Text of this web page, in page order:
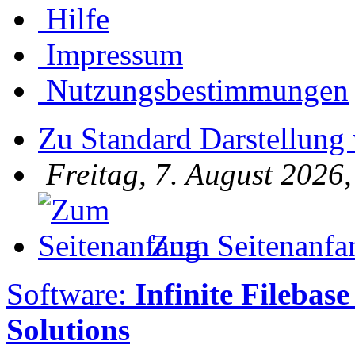
Hilfe
Impressum
Nutzungsbestimmungen
Zu Standard Darstellung
Freitag, 7. August
Zum
Software: Infinite Filebase
Solutions